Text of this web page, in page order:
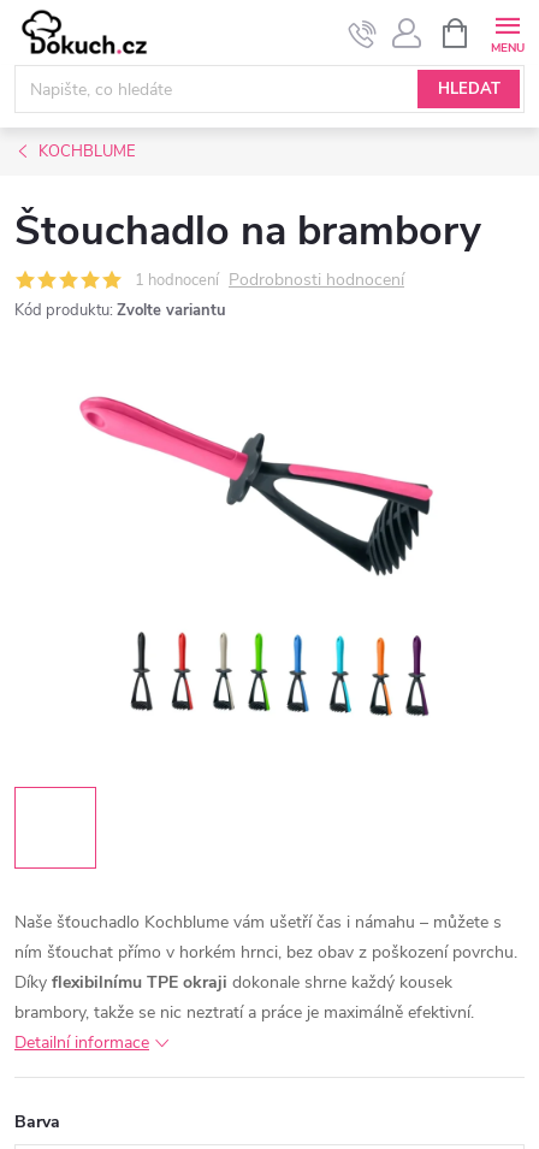
Přejít
obsah
HLEDAT
NÁKUPNÍ
KOŠÍK
KOCHBLUME
Štouchadlo na brambory
1 hodnocení Podrobnosti hodnocení
Kód produktu: Zvolte variantu
Naše šťouchadlo Kochblume vám ušetří čas i námahu – můžete s
ním šťouchat přímo v horkém hrnci, bez obav z poškození povrchu.
Díky flexibilnímu TPE okraji dokonale shrne každý kousek
brambory, takže se nic neztratí a práce je maximálně efektivní.
Detailní informace
Barva